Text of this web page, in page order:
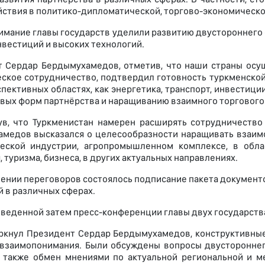
в политико-дипломатической, торгово-
главы государств уделили развитию
и высоких технологий.
Сердар Бердымухамедов, отметив, что наши страны
сотрудничество, подтвердил готовность
областях, как энергетика, транспорт,
форм партнёрства и наращиванию взаимного
что Туркменистан намерен расширять
высказался о целесообразности наращивать
индустрии, агропромышленном комплексе, в
туризма, бизнеса, в других актуальных направлениях.
переговоров состоялось подписание пакета
в различных сферах.
затем пресс-конференции главы двух
Президент Сердар Бердымухамедов,
Были обсуждены вопросы
также обмен мнениями по актуальной региональной и